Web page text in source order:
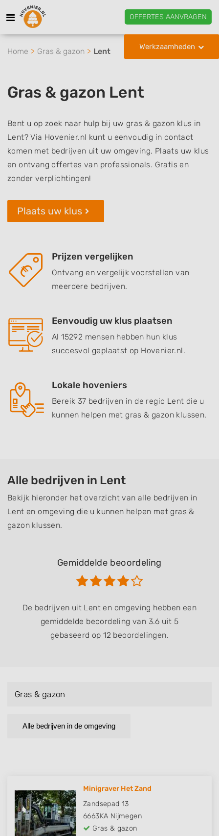
OFFERTES AANVRAGEN
Werkzaamheden
Home Gras & gazon Lent
Gras & gazon Lent
Bent u op zoek naar hulp bij uw gras & gazon klus in
Lent? Via Hovenier.nl kunt u eenvoudig in contact
komen met bedrijven uit uw omgeving. Plaats uw klus
en ontvang offertes van professionals. Gratis en
zonder verplichtingen!
Plaats uw klus
Prijzen vergelijken
Ontvang en vergelijk voorstellen van
meerdere bedrijven.
Eenvoudig uw klus plaatsen
Al 15292 mensen hebben hun klus
succesvol geplaatst op Hovenier.nl.
Lokale hoveniers
Bereik 37 bedrijven in de regio Lent die u
kunnen helpen met gras & gazon klussen.
Alle bedrijven in Lent
Bekijk hieronder het overzicht van alle bedrijven in
Lent en omgeving die u kunnen helpen met gras &
gazon klussen.
Gemiddelde beoordeling
De bedrijven uit Lent en omgeving hebben een
gemiddelde beoordeling van 3.6 uit 5
gebaseerd op 12 beoordelingen.
Gras & gazon
Alle bedrijven in de omgeving
Minigraver Het Zand
Zandsepad 13
6663KA Nijmegen
Gras & gazon